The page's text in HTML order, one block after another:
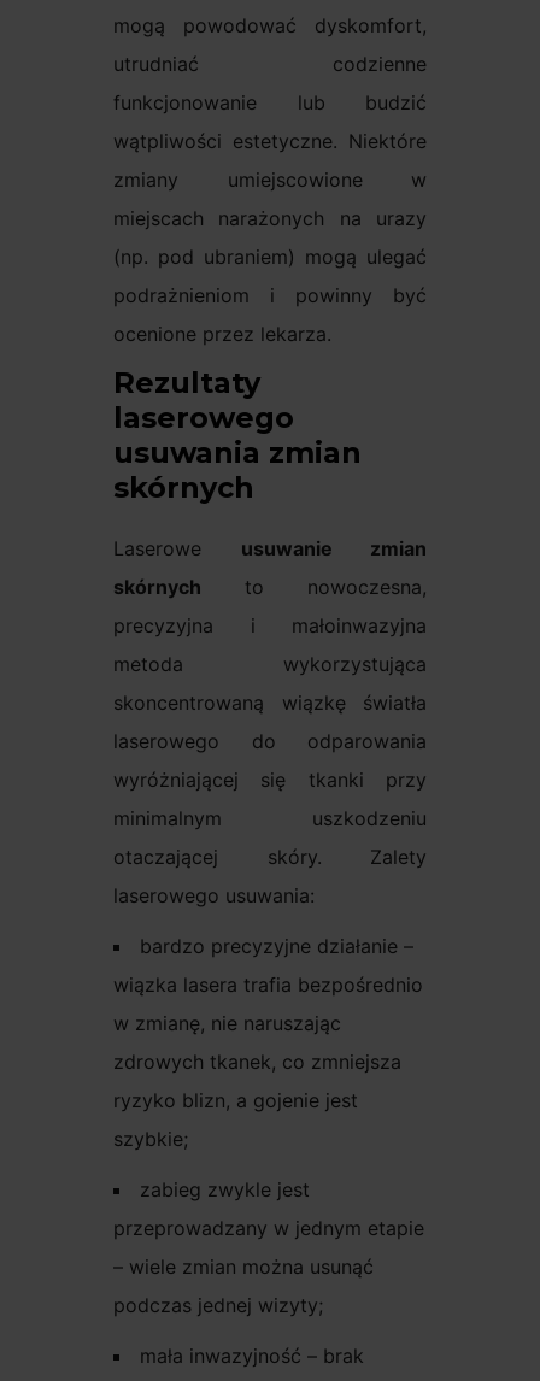
mogą powodować dyskomfort,
utrudniać codzienne
funkcjonowanie lub budzić
wątpliwości estetyczne. Niektóre
zmiany umiejscowione w
miejscach narażonych na urazy
(np. pod ubraniem) mogą ulegać
podrażnieniom i powinny być
ocenione przez lekarza.
Rezultaty
laserowego
usuwania zmian
skórnych
Laserowe usuwanie zmian
skórnych to nowoczesna,
precyzyjna i małoinwazyjna
metoda wykorzystująca
skoncentrowaną wiązkę światła
laserowego do odparowania
wyróżniającej się tkanki przy
minimalnym uszkodzeniu
otaczającej skóry. Zalety
laserowego usuwania:
bardzo precyzyjne działanie –
wiązka lasera trafia bezpośrednio
w zmianę, nie naruszając
zdrowych tkanek, co zmniejsza
ryzyko blizn, a gojenie jest
szybkie;
zabieg zwykle jest
przeprowadzany w jednym etapie
– wiele zmian można usunąć
podczas jednej wizyty;
mała inwazyjność – brak